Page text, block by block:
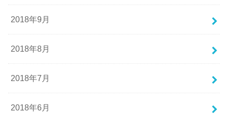
2018年9月
2018年8月
2018年7月
2018年6月